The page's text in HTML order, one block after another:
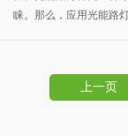
睐。那么，应用光能路
上一页